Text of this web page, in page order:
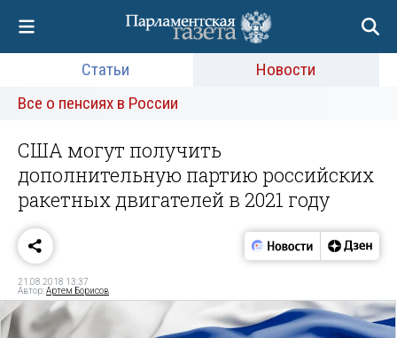
Статьи
Новости
Все о пенсиях в России
США могут получить
дополнительную партию российских
ракетных двигателей в 2021 году
21.08.2018 13:37
Автор:Артем Борисов